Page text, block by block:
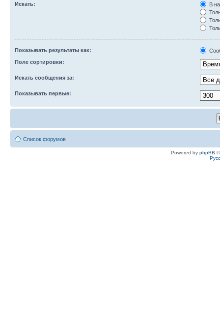
Искать:
В
Показывать результаты как:
Поле сортировки:
Искать сообщения за:
Показывать первые:
Список форумов
Powered by phpBB